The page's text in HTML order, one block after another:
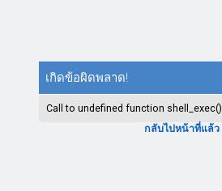
เกิดข้อผิดพลาด!
Call to undefined function shell_exec()
กลับไปหน้าที่แล้ว